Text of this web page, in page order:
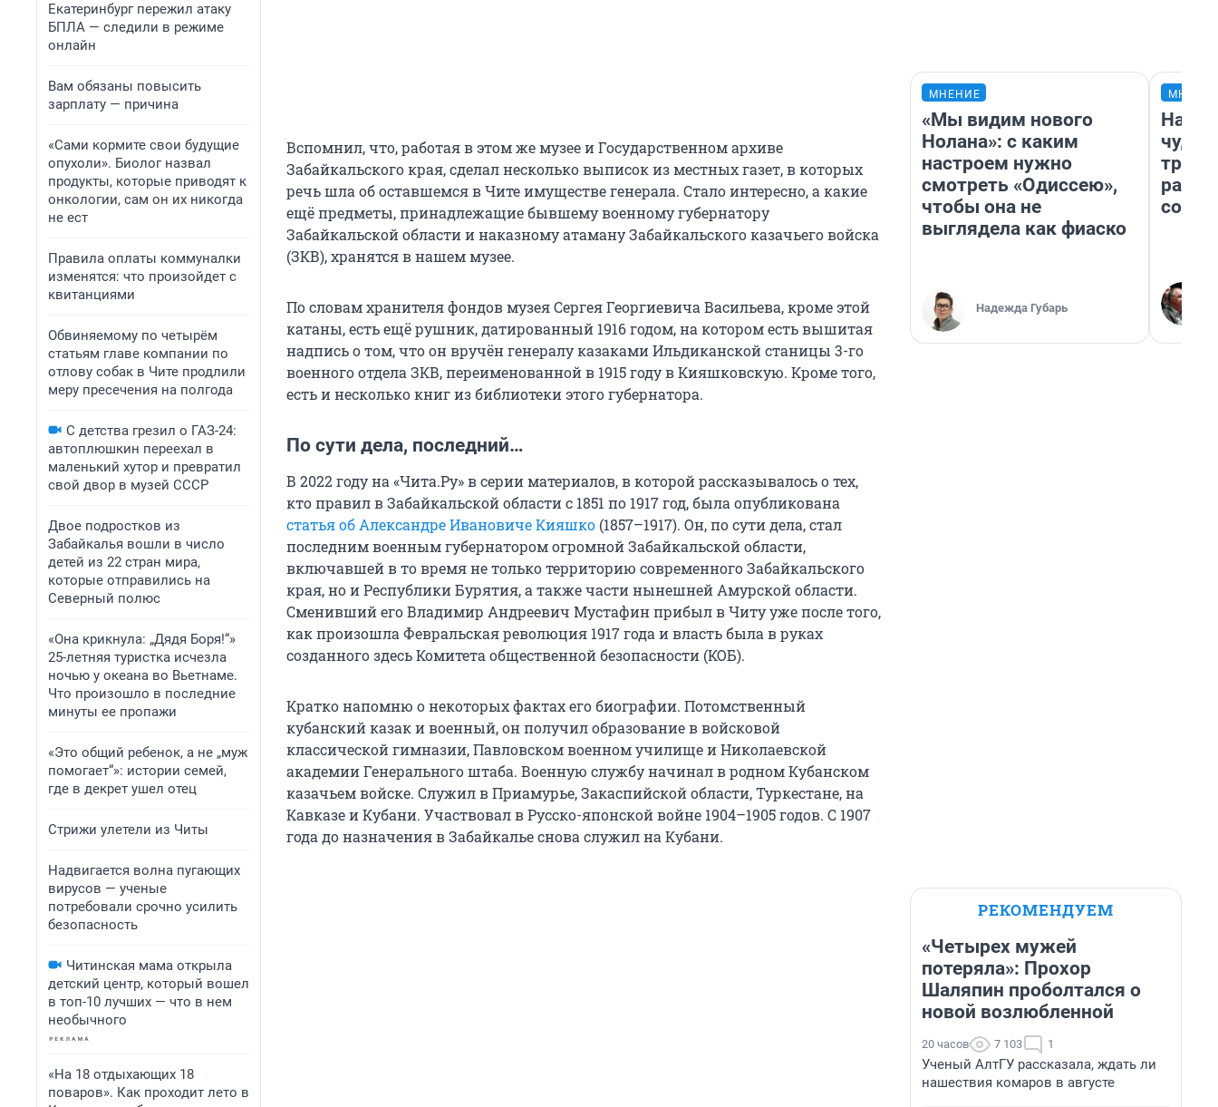
Екатеринбург пережил атаку
БПЛА — следили в режиме
онлайн
Вам обязаны повысить
зарплату — причина
«Сами кормите свои будущие
опухоли». Биолог назвал
продукты, которые приводят к
онкологии, сам он их никогда
не ест
Правила оплаты коммуналки
изменятся: что произойдет с
квитанциями
Обвиняемому по четырём
статьям главе компании по
отлову собак в Чите продлили
меру пресечения на полгода
С детства грезил о ГАЗ-24:
автоплюшкин переехал в
маленький хутор и превратил
свой двор в музей СССР
Двое подростков из
Забайкалья вошли в число
детей из 22 стран мира,
которые отправились на
Северный полюс
«Она крикнула: „Дядя Боря!“»
25-летняя туристка исчезла
ночью у океана во Вьетнаме.
Что произошло в последние
минуты ее пропажи
«Это общий ребенок, а не „муж
помогает“»: истории семей,
где в декрет ушел отец
Стрижи улетели из Читы
Надвигается волна пугающих
вирусов — ученые
потребовали срочно усилить
безопасность
Читинская мама открыла
детский центр, который вошел
в топ-10 лучших — что в нем
необычного
«На 18 отдыхающих 18
поваров». Как проходит лето в
Вспомнил, что, работая в этом же музее и Государственном архиве
Забайкальского края, сделал несколько выписок из местных газет, в которых
речь шла об оставшемся в Чите имуществе генерала. Стало интересно, а какие
ещё предметы, принадлежащие бывшему военному губернатору
Забайкальской области и наказному атаману Забайкальского казачьего войска
(ЗКВ), хранятся в нашем музее.
По словам хранителя фондов музея Сергея Георгиевича Васильева, кроме этой
катаны, есть ещё рушник, датированный 1916 годом, на котором есть вышитая
надпись о том, что он вручён генералу казаками Ильдиканской станицы 3-го
военного отдела ЗКВ, переименованной в 1915 году в Кияшковскую. Кроме того,
есть и несколько книг из библиотеки этого губернатора.
По сути дела, последний…
В 2022 году на «Чита.Ру» в серии материалов, в которой рассказывалось о тех,
кто правил в Забайкальской области с 1851 по 1917 год, была опубликована
статья об Александре Ивановиче Кияшко (1857–1917). Он, по сути дела, стал
последним военным губернатором огромной Забайкальской области,
включавшей в то время не только территорию современного Забайкальского
края, но и Республики Бурятия, а также части нынешней Амурской области.
Сменивший его Владимир Андреевич Мустафин прибыл в Читу уже после того,
как произошла Февральская революция 1917 года и власть была в руках
созданного здесь Комитета общественной безопасности (КОБ).
Кратко напомню о некоторых фактах его биографии. Потомственный
кубанский казак и военный, он получил образование в войсковой
классической гимназии, Павловском военном училище и Николаевской
академии Генерального штаба. Военную службу начинал в родном Кубанском
казачьем войске. Служил в Приамурье, Закаспийской области, Туркестане, на
Кавказе и Кубани. Участвовал в Русско-японской войне 1904–1905 годов. С 1907
года до назначения в Забайкалье снова служил на Кубани.
МНЕНИЕ
«Мы видим нового
Нолана»: с каким
настроем нужно
смотреть «Одиссею»,
чтобы она не
выглядела как фиаско
Надежда Губарь
РЕКОМЕНДУЕМ
«Четырех мужей
потеряла»: Прохор
Шаляпин проболтался о
новой возлюбленной
20 часов 7 103 1
Ученый АлтГУ рассказала, ждать ли
нашествия комаров в августе